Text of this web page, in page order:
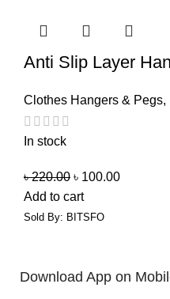
Anti Slip Layer
Clothes Hangers & Pegs,
In stock
৳220.00 ৳ 100.00
Add to cart
Sold By: BITSFO
Download App on